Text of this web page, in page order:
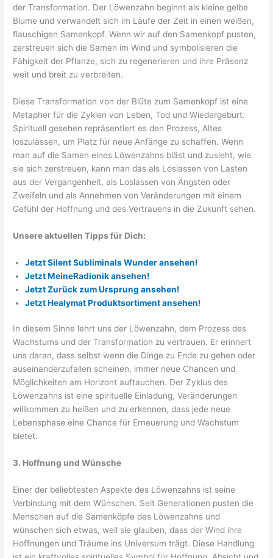
der Transformation. Der Löwenzahn beginnt als kleine gelbe
Blume und verwandelt sich im Laufe der Zeit in einen weißen,
flauschigen Samenkopf. Wenn wir auf den Samenkopf pusten,
zerstreuen sich die Samen im Wind und symbolisieren die
Fähigkeit der Pflanze, sich zu regenerieren und ihre Präsenz
weit und breit zu verbreiten.
Diese Transformation von der Blüte zum Samenkopf ist eine
Metapher für die Zyklen von Leben, Tod und Wiedergeburt.
Spirituell gesehen repräsentiert es den Prozess, Altes
loszulassen, um Platz für neue Anfänge zu schaffen. Wenn
man auf die Samen eines Löwenzahns bläst und zusieht, wie
sie sich zerstreuen, kann man das als Loslassen von Lasten
aus der Vergangenheit, als Loslassen von Ängsten oder
Zweifeln und als Annehmen von Veränderungen mit einem
Gefühl der Hoffnung und des Vertrauens in die Zukunft sehen.
Unsere aktuellen Tipps für Dich:
Jetzt Silent Subliminals Wunder ansehen!
Jetzt MeineRadionik ansehen!
Jetzt Zurück zum Ursprung ansehen!
Jetzt Healymat Produktsortiment ansehen!
In diesem Sinne lehrt uns der Löwenzahn, dem Prozess des
Wachstums und der Transformation zu vertrauen. Er erinnert
uns daran, dass selbst wenn die Dinge zu Ende zu gehen oder
auseinanderzufallen scheinen, immer neue Chancen und
Möglichkeiten am Horizont auftauchen. Der Zyklus des
Löwenzahns ist eine spirituelle Einladung, Veränderungen
willkommen zu heißen und zu erkennen, dass jede neue
Lebensphase eine Chance für Erneuerung und Wachstum
bietet.
3. Hoffnung und Wünsche
Einer der beliebtesten Aspekte des Löwenzahns ist seine
Verbindung mit dem Wünschen. Seit Generationen pusten die
Menschen auf die Samenköpfe des Löwenzahns und
wünschen sich etwas, weil sie glauben, dass der Wind ihre
Hoffnungen und Träume ins Universum trägt. Diese Handlung